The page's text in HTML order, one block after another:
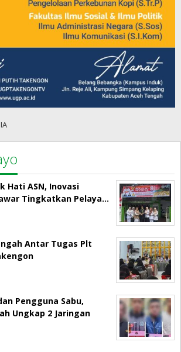
Hati ASN, Inovasi
Tingkatkan Pelaya…
Antar Tugas Plt
Pengguna Sabu,
Ungkap 2 Jaringan